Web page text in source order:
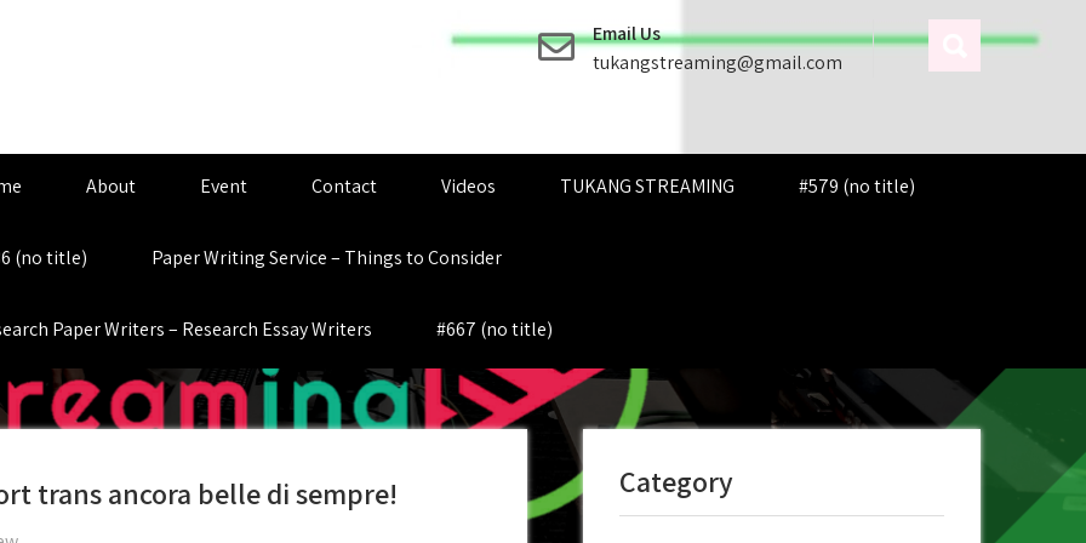
Email Us
tukangstreaming@gmail.com
About Event Contact Videos TUKANG STREAMING #579 (no title)
(no title) Paper Writing Service – Things to Consider
Paper Writers – Research Essay Writers #667 (no title)
trans ancora belle di sempre! Category